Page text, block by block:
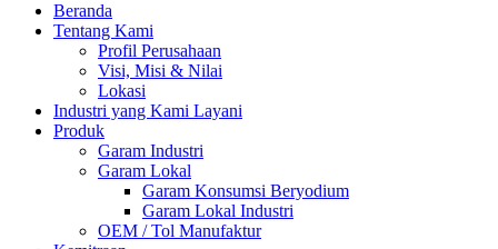
Beranda
Tentang Kami
Profil Perusahaan
Visi, Misi & Nilai
Lokasi
Industri yang Kami Layani
Produk
Garam Industri
Garam Lokal
Garam Konsumsi Beryodium
Garam Lokal Industri
OEM / Tol Manufaktur